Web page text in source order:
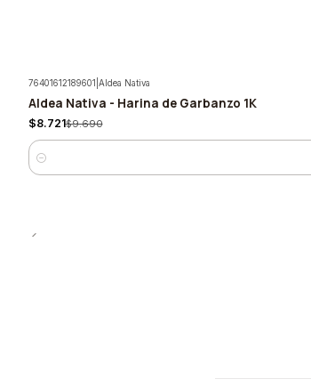
-10%
76401612189601 Aldea Nativa
Aldea Nativa - Harina de Garbanzo 1K
$8.721$9.690
Cantidad